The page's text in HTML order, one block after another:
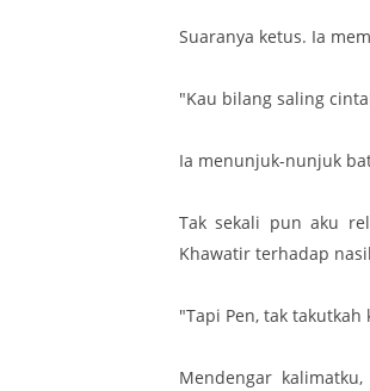
Suaranya ketus. Ia
"Kau bilang saling
Ia menunjuk-nunjuk
Tak sekali pun aku
Khawatir terhadap
"Tapi Pen, tak
Mendengar